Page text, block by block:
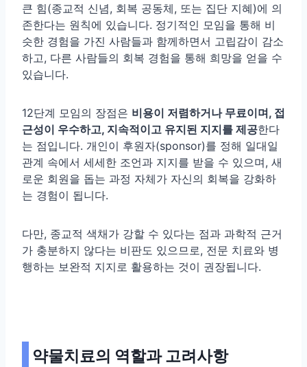
큰 힘(종교적 신념, 회복 공동체, 또는 집단 지혜)에 의
존한다는 원칙에 있습니다. 정기적인 모임을 통해 비
슷한 경험을 가진 사람들과 함께하면서 고립감이 감소
하고, 다른 사람들의 회복 경험을 통해 희망을 얻을 수
있습니다.
12단계 모임의 장점은 비용이 저렴하거나 무료이며, 접
근성이 우수하고, 지속적이고 유지된 지지를 제공한다
는 점입니다. 개인이 후원자(sponsor)를 정해 일대일
관계 속에서 세세한 조언과 지지를 받을 수 있으며, 새
로운 회원을 돕는 과정 자체가 자신의 회복을 강화하
는 경험이 됩니다.
다만, 종교적 색채가 강할 수 있다는 점과 과학적 근거
가 충분하지 않다는 비판도 있으므로, 전문 치료와 병
행하는 보완적 지지로 활용하는 것이 권장됩니다.
약물치료의 역할과 고려사항